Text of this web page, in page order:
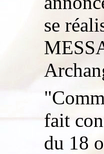
se
fait
du 18